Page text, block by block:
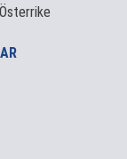
Österrike